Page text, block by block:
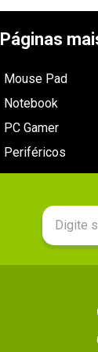
Páginas
Mouse Pad
Notebook
PC Gamer
Periféricos